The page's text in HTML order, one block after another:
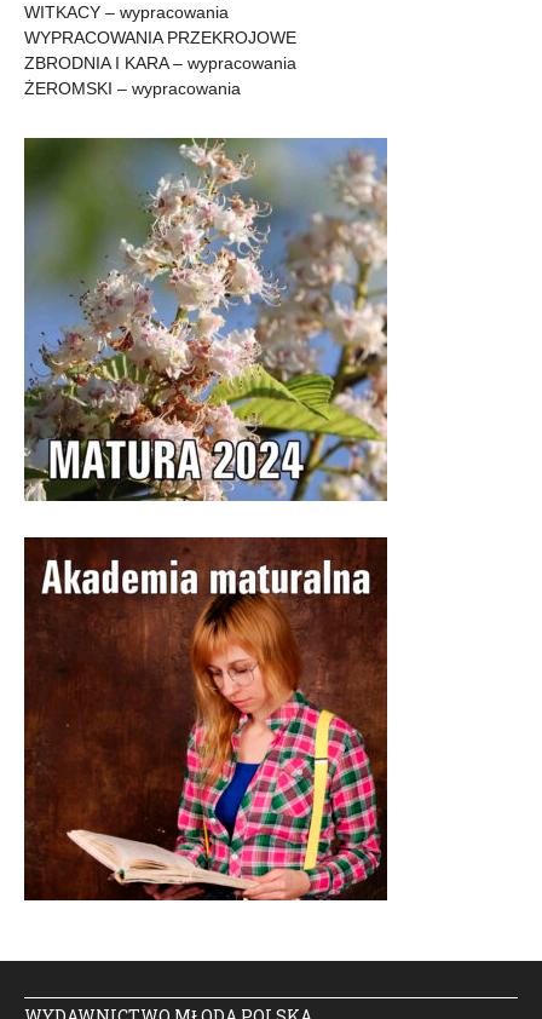
WITKACY – wypracowania
WYPRACOWANIA PRZEKROJOWE
ZBRODNIA I KARA – wypracowania
ŻEROMSKI – wypracowania